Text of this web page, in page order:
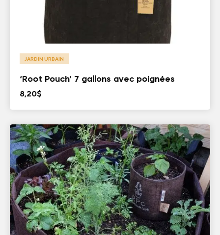
JARDIN URBAIN
‘Root Pouch’ 7 gallons avec poignées
8,20$